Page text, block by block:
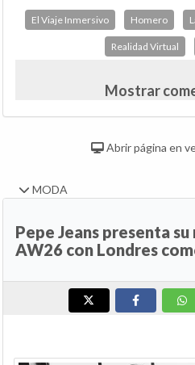
El Viaje Inmersivo Homero
Realidad Virtual
Mostrar
Abrir página en
MODA
Pepe Jeans presenta
AW26 con Londres